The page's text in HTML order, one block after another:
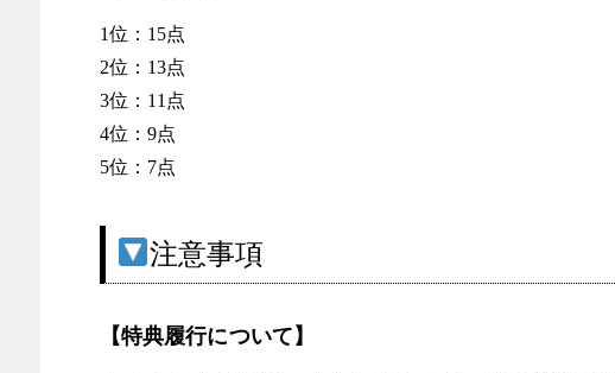
1位：15点
2位：13点
3位：11点
4位：9点
5位：7点
注意事項
【特典履行について】